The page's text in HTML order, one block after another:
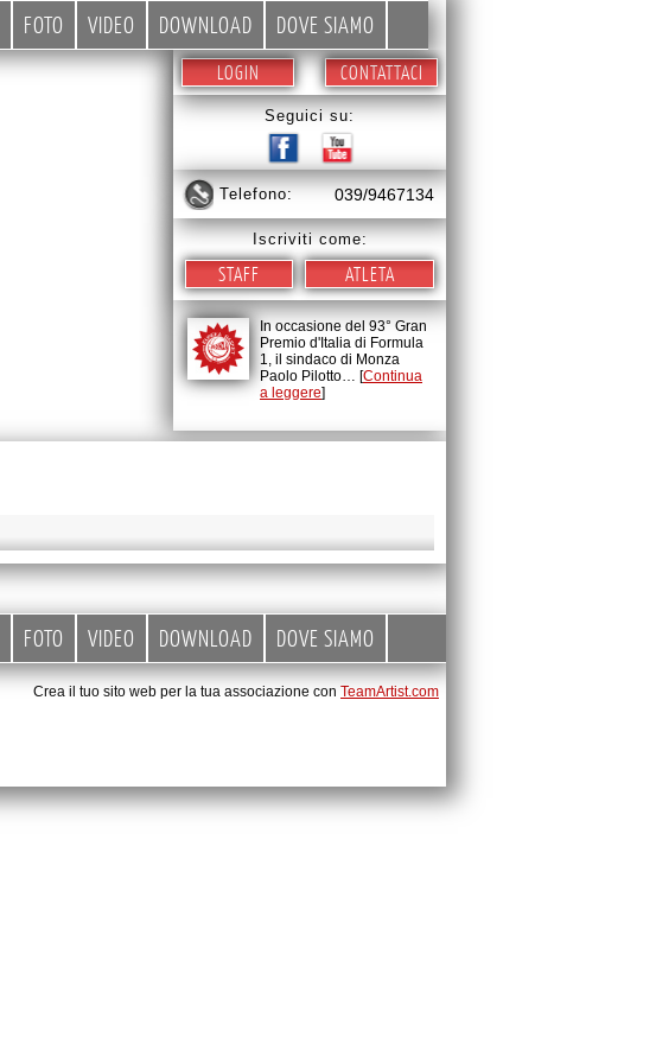
FOTO VIDEO DOWNLOAD DOVE SIAMO
LOGIN CONTATTACI
Seguici su:
telefono: 039/9467134
Iscriviti come:
STAFF ATLETA
In occasione del 93° Gran
Premio d'Italia di Formula
1, il sindaco di Monza
Paolo Pilotto… [Continua
a leggere]
FOTO VIDEO DOWNLOAD DOVE SIAMO
Crea il tuo sito web per la tua associazione con TeamArtist.com